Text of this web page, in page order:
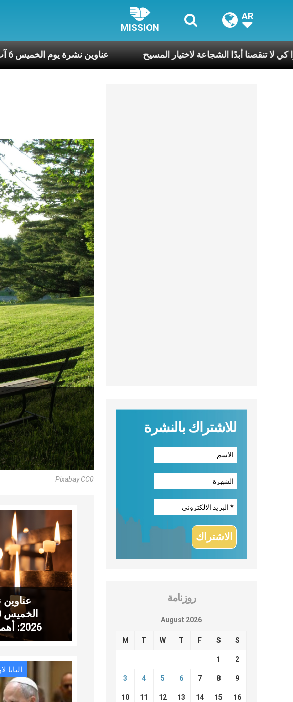
MISSION
AR
عناوين نشرة يوم قداستكم أن تصلّوا كي لا تنقصنا أبدًا الشجاعة لاختيار المسيح
Pixabay CC0
2026: أهمية السّلام
البابا
للاشتراك بالنشرة
روزنامة
August 2026
M T W T F S S
1 2
3 4 5 6 7 8 9
10 11 12 13 14 15 16